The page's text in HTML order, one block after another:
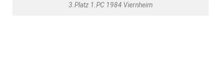
3.Platz 1.PC 1984 Viernheim